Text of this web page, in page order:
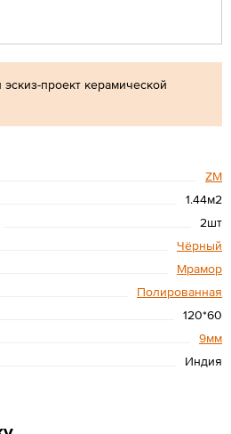
проект керамической
ZM
1.44м2
2шт
Чёрный
Мрамор
Полированная
120*60
9мм
Индия